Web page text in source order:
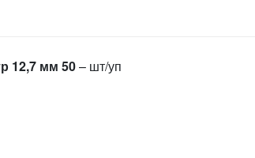
12,7 мм 50– шт/уп